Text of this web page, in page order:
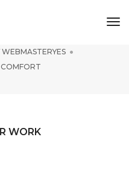
WEBMASTERYES
WORK